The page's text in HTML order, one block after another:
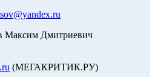
Максим Дмитриевич
(МЕГАКРИТИК.РУ)